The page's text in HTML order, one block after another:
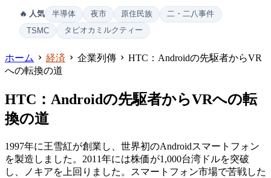
🔥 人気 半導体 夜市 原住民族
二・二八事件
TSMC
タピオカミルクティー
ホーム 経済 企業列傳
HTC：Androidの先駆者からVR
への転換の道
HTC：Androidの先駆者からVRへの転
換の道
1997年に王雪紅が創業し、世界初のAndroidスマートフォン
を製造しました。2011年には株価が1,000台湾ドルを突破
し、ノキアを上回りました。スマートフォン市場で苦戦した